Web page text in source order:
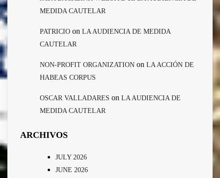
MEDIDA CAUTELAR
PATRICIO on LA AUDIENCIA DE MEDIDA
CAUTELAR
NON-PROFIT ORGANIZATION on LA ACCIÓN DE
HABEAS CORPUS
OSCAR VALLADARES on LA AUDIENCIA DE
MEDIDA CAUTELAR
ARCHIVOS
JULY 2026
JUNE 2026